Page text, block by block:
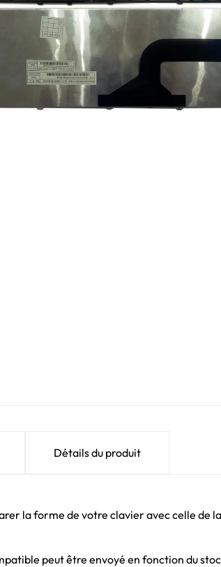
Détails du produit
la forme de votre clavier avec celle de
peut être envoyé en fonction du